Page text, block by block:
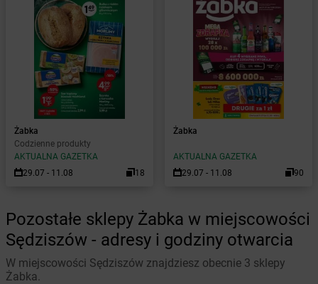
Żabka
Codzienne produkty
AKTUALNA GAZETKA
29.07 - 11.08
18
Żabka
AKTUALNA GAZETKA
29.07 - 11.08
90
Pozostałe sklepy Żabka w miejscowości
Sędziszów - adresy i godziny otwarcia
W miejscowości Sędziszów znajdziesz obecnie 3 sklepy
Żabka.